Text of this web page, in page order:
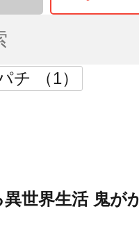
チ （1）
世界生活 鬼が